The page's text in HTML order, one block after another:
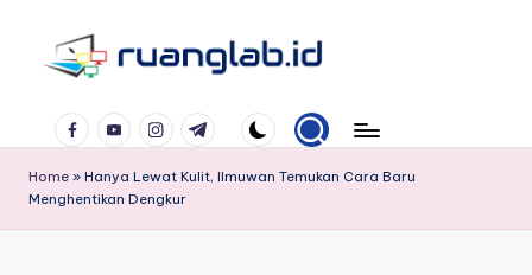
Klik
Banyak
Manfaat
FacebookYouTubeInstagramTelegram
Home » Hanya Lewat Kulit, Ilmuwan Temukan Cara Baru
Menghentikan Dengkur